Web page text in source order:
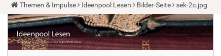
Y
o
u
a
r
e
h
Themen & Impulse Ideenpool Lesen Bilder-Seite sek-2c.jpg